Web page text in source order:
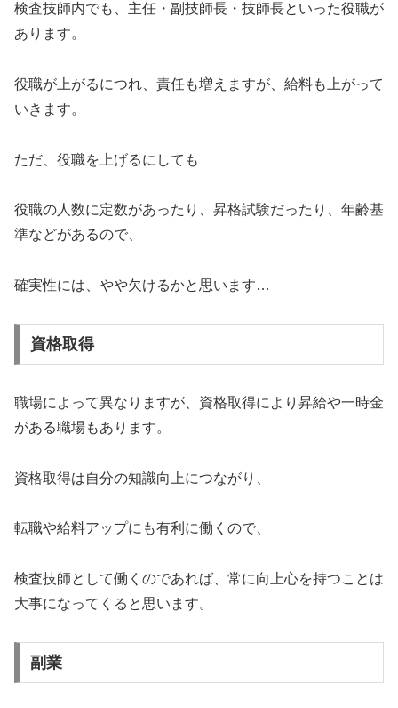
検査技師内でも、主任・副技師長・技師長といった役職が
あります。
役職が上がるにつれ、責任も増えますが、給料も上がって
いきます。
ただ、役職を上げるにしても
役職の人数に定数があったり、昇格試験だったり、年齢基
準などがあるので、
確実性には、やや欠けるかと思います…
資格取得
職場によって異なりますが、資格取得により昇給や一時金
がある職場もあります。
資格取得は自分の知識向上につながり、
転職や給料アップにも有利に働くので、
検査技師として働くのであれば、常に向上心を持つことは
大事になってくると思います。
副業